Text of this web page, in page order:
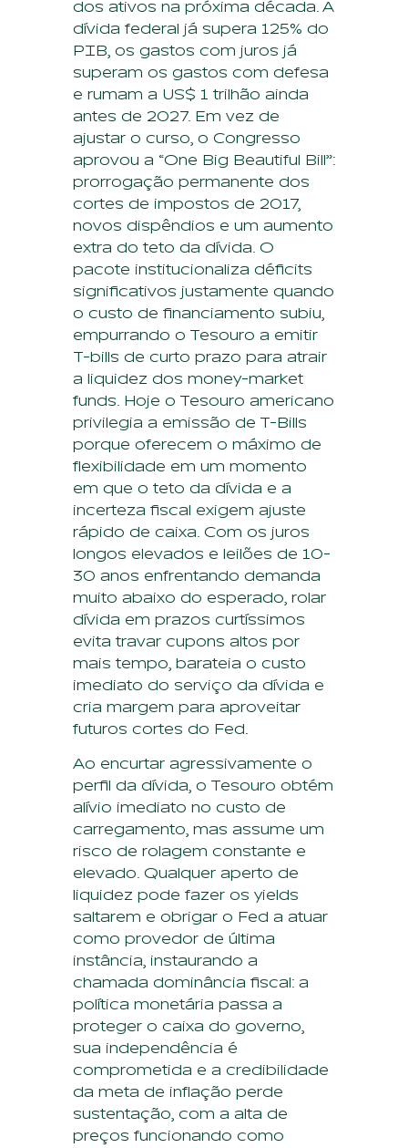
dos ativos na próxima década. A
dívida federal já supera 125% do
PIB, os gastos com juros já
superam os gastos com defesa
e rumam a US$ 1 trilhão ainda
antes de 2027. Em vez de
ajustar o curso, o Congresso
aprovou a “One Big Beautiful Bill”:
prorrogação permanente dos
cortes de impostos de 2017,
novos dispêndios e um aumento
extra do teto da dívida. O
pacote institucionaliza déficits
significativos justamente quando
o custo de financiamento subiu,
empurrando o Tesouro a emitir
T-bills de curto prazo para atrair
a liquidez dos money-market
funds. Hoje o Tesouro americano
privilegia a emissão de T-Bills
porque oferecem o máximo de
flexibilidade em um momento
em que o teto da dívida e a
incerteza fiscal exigem ajuste
rápido de caixa. Com os juros
longos elevados e leilões de 10-
30 anos enfrentando demanda
muito abaixo do esperado, rolar
dívida em prazos curtíssimos
evita travar cupons altos por
mais tempo, barateia o custo
imediato do serviço da dívida e
cria margem para aproveitar
futuros cortes do Fed.
Ao encurtar agressivamente o
perfil da dívida, o Tesouro obtém
alívio imediato no custo de
carregamento, mas assume um
risco de rolagem constante e
elevado. Qualquer aperto de
liquidez pode fazer os yields
saltarem e obrigar o Fed a atuar
como provedor de última
instância, instaurando a
chamada dominância fiscal: a
política monetária passa a
proteger o caixa do governo,
sua independência é
comprometida e a credibilidade
da meta de inflação perde
sustentação, com a alta de
preços funcionando como